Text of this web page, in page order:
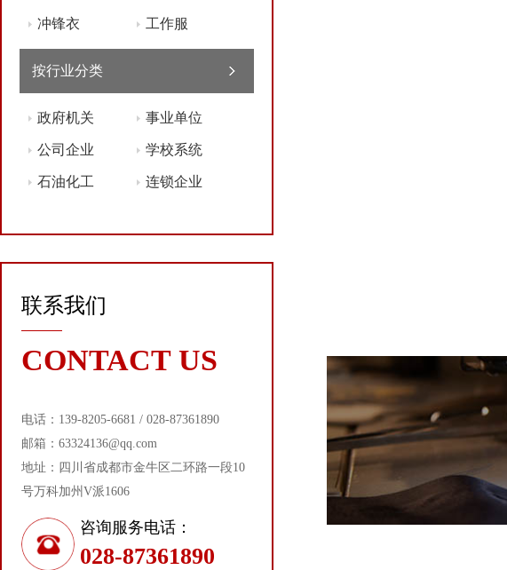
冲锋衣 工作服
按行业分类
政府机关 事业单位
公司企业 学校系统
石油化工 连锁企业
联系我们
CONTACT US
电话：139-8205-6681 / 028-87361890
邮箱：63324136@qq.com
地址：四川省成都市金牛区二环路一段10
号万科加州V派1606
咨询服务电话：
028-87361890